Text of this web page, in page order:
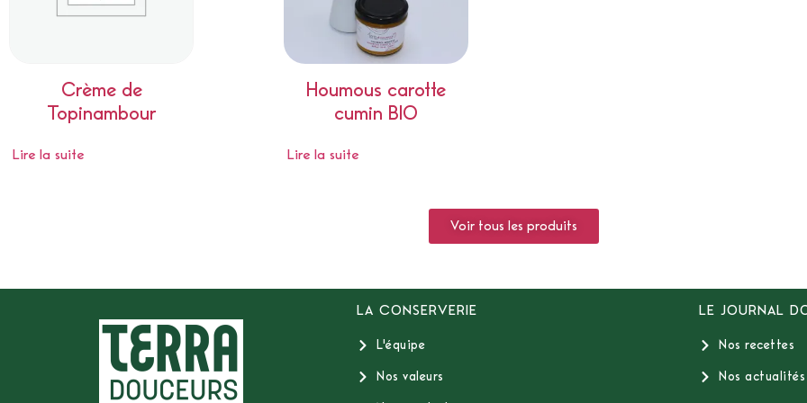
Crème de
Topinambour
Lire la suite
Houmous carotte
cumin BIO
Lire la suite
Voir tous les produits
LA CONSERVERIE
L'équipe
Nos valeurs
LE JOURNAL
Nos recettes
Nos actualités